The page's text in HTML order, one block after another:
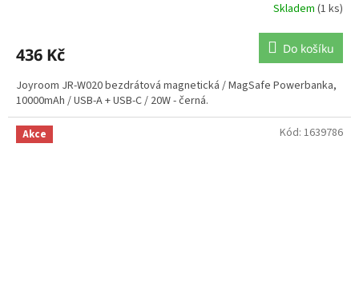
Skladem (1 ks)
436 Kč Do košíku
Joyroom JR-W020 bezdrátová magnetická / MagSafe Powerbanka,
10000mAh / USB-A + USB-C / 20W - černá.
Akce Kód: 1639786